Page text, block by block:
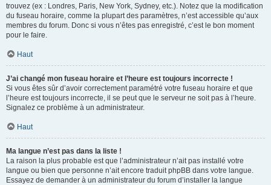
trouvez (ex : Londres, Paris, New York, Sydney, etc.). Notez que la modification
du fuseau horaire, comme la plupart des paramètres, n’est accessible qu’aux
membres du forum. Donc si vous n’êtes pas enregistré, c’est le bon moment
pour le faire.
Haut
J’ai changé mon fuseau horaire et l’heure est toujours incorrecte !
Si vous êtes sûr d’avoir correctement paramétré votre fuseau horaire et que
l’heure est toujours incorrecte, il se peut que le serveur ne soit pas à l’heure.
Signalez ce problème à un administrateur.
Haut
Ma langue n’est pas dans la liste !
La raison la plus probable est que l’administrateur n’ait pas installé votre
langue ou bien que personne n’ait encore traduit phpBB dans votre langue.
Essayez de demander à un administrateur du forum d’installer la langue